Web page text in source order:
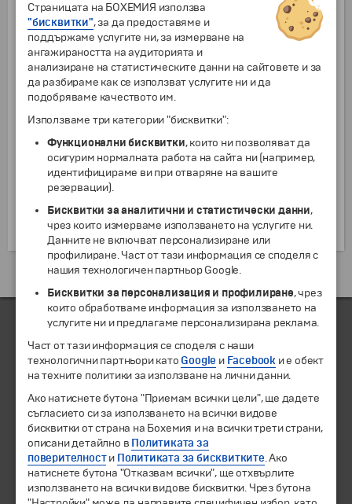
Александър Велики разбил персиийците през 334
г.пр.н.е. йонийските селища възвърнали своята
независимост. Започва възстановяването на
храма на Аполон. Около 300 г.пр.н.е. крал Селюкос I
от Сирия, който управлявал западна Анатолия,
върнал бронзовата статуя на Аполон от Екбатана,
за да бъде поставена отново в храма. Новият храм
е бил много по-голям от първия. Той представлява
третата по големина религиозна сграда в
античния свят след храма на Артемида в Ефес и
храма на остров Самос. Първите разкопки датират
от 1858 г., когато е открит т.нар. “свещен път”,
Дидима е бил не само култов център, но и голям и
гъсто заселен град.
Екскурзии и почивки до Турция »
ЧЛЕН НА
Страницата на БОХЕМИЯ използва
"бисквитки", за да предоставяме и
поддържаме услугите ни, за измерване на
ангажираността на аудиторията и
анализиране на статистическите данни на сайтовете и за
да разбираме как се използват услугите ни и да
подобряваме качеството им.
Използваме три категории "бисквитки":
Функционални бисквитки, които ни позволяват да
осигурим нормалната работа на сайта ни (например,
идентифицираме ви при отваряне на вашите
резервации).
Бисквитки за аналитични и статистически данни,
чрез които измерваме използването на услугите ни.
Данните не включват персонализиране или
профилиране. Част от тази информация се споделя с
нашия технологичен партньор Google.
Бисквитки за персонализация и профилиране, чрез
които обработваме информация за използването на
услугите ни и предлагаме персонализирана реклама.
Част от тази информация се споделя с наши
технологични партньори като Google и Facebook и е обект
на техните политики за използване на лични данни.
Ако натиснете бутона "Приемам всички цели", ще дадете
съгласието си за използването на всички видове
бисквитки от страна на Бохемия и на всички трети страни,
описани детайлно в Политиката за
поверителности Политиката за бисквитките. Ако
натиснете бутона "Отказвам всички", ще отхвърлите
използването на всички видове бисквитки. Чрез бутона